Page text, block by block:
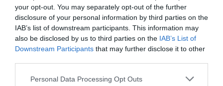
your opt-out. You may separately opt-out of the further
disclosure of your personal information by third parties on the
IAB’s list of downstream participants. This information may
also be disclosed by us to third parties on the IAB’s List of
Downstream Participants that may further disclose it to other
Personal Data Processing Opt Outs
Foment considera aquesta resposta "més
raonable" que una intervenció militar directa.
Estigues informat amb les últimes notícies d'actualitat